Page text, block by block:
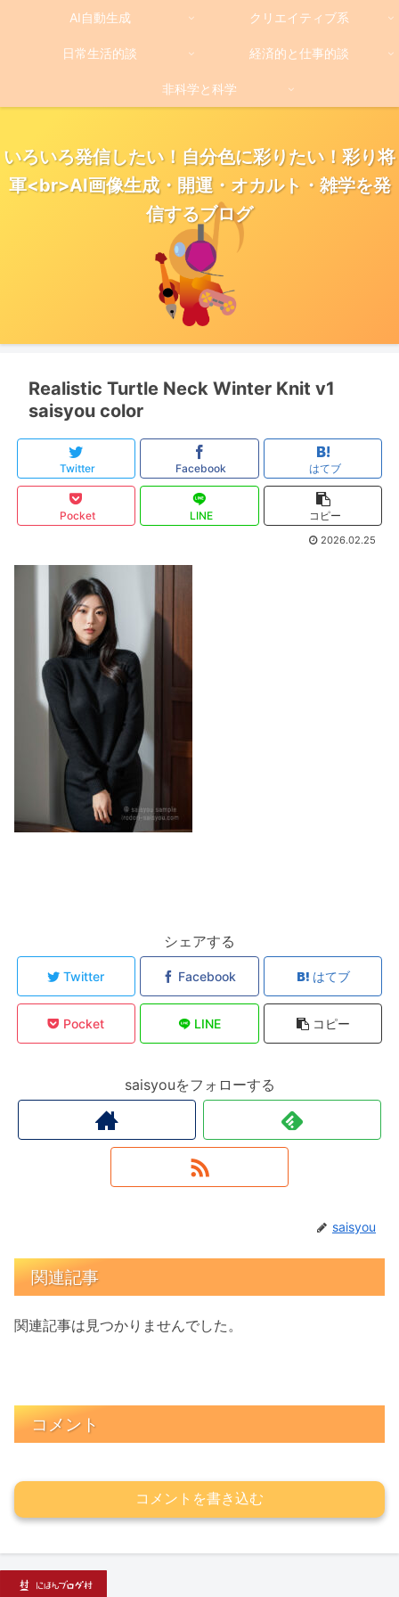
いろいろ発信したい！自分色に彩りたい！彩り将
軍<br>AI画像生成・開運・オカルト・雑学を発
信するブログ
AI自動生成 クリエイティブ系
日常生活的談 経済的と仕事的談
非科学と科学
Realistic Turtle Neck Winter Knit v1
saisyou color
Twitter Facebook はてブ
Pocket LINE コピー
2026.02.25
シェアする
Twitter Facebook はてブ
Pocket LINE コピー
saisyouをフォローする
saisyou
関連記事
関連記事は見つかりませんでした。
コメント
コメントを書き込む